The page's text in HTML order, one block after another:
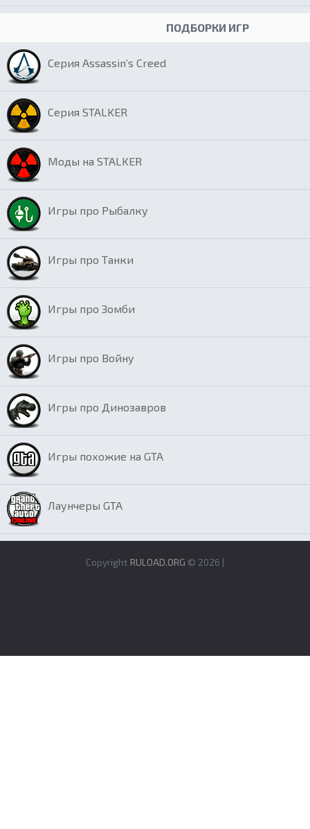
ПОДБОРКИ ИГР
Серия Assassin’s Creed
Серия STALKER
Моды на STALKER
Игры про Рыбалку
Игры про Танки
Игры про Зомби
Игры про Войну
Игры про Динозавров
Игры похожие на GTA
Лаунчеры GTA
Copyright RULOAD.ORG © 2026 |